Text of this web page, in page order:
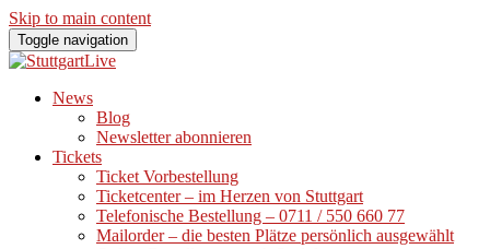
Skip to main content
Toggle navigation
News
Blog
Newsletter abonnieren
Tickets
Ticket Vorbestellung
Ticketcenter – im Herzen von Stuttgart
Telefonische Bestellung – 0711 / 550 660 77
Mailorder – die besten Plätze persönlich ausgewählt